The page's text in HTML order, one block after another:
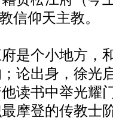
信仰天主教。
个小地方，
论出身，徐光
读书中举光耀
摩登的传教士